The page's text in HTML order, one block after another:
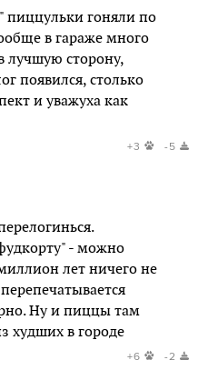
пиццульки гоняли по
в гараже много
лучшую сторону,
появился, столько
и уважуха как
+3 -5
- можно
лет ничего не
Ну и пиццы там
худших в городе
+6 -2